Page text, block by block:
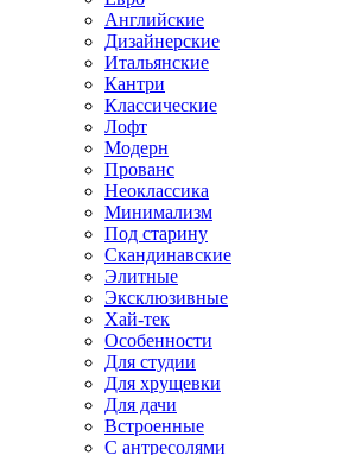
Английские
Дизайнерские
Итальянские
Кантри
Классические
Лофт
Модерн
Прованс
Неоклассика
Минимализм
Под старину
Скандинавские
Элитные
Эксклюзивные
Хай-тек
Особенности
Для студии
Для хрущевки
Для дачи
Встроенные
С антресолями